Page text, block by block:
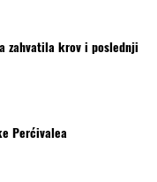
zahvatila krov i poslednji
Perćivalea